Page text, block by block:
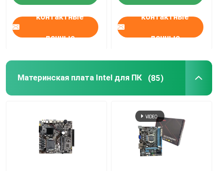
контактные
данные
контактные
данные
Материнская плата Intel для ПК (85)